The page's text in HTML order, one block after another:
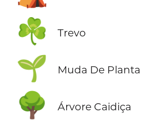
☘️ Trevo
🌱 Muda De Planta
🌳 Árvore Caidiça